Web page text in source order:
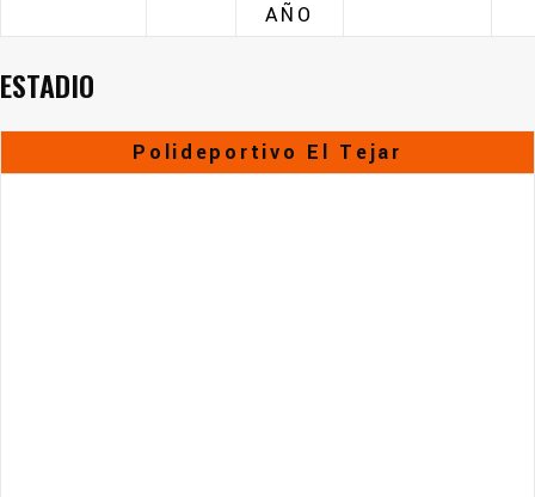
AÑO
ESTADIO
Polideportivo El Tejar